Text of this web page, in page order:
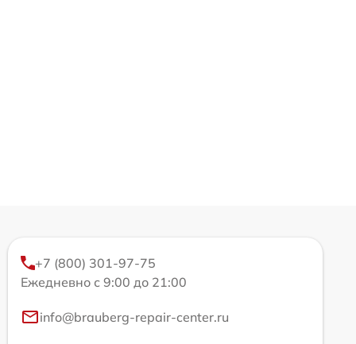
+7 (800) 301-97-75
Ежедневно с 9:00 до 21:00
info@brauberg-repair-center.ru